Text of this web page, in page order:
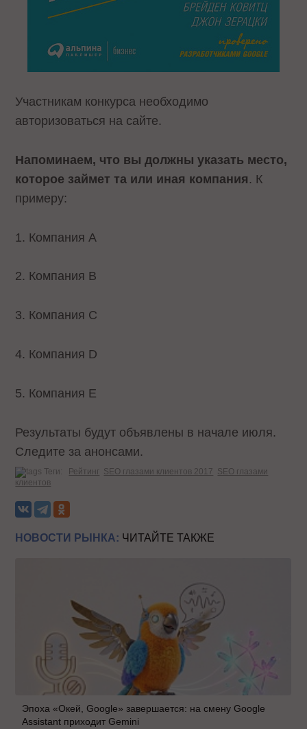
Участникам конкурса необходимо
авторизоваться на сайте.
Напоминаем, что вы должны указать место,
которое займет та или иная компания . К
примеру:
1. Компания A
2. Компания B
3. Компания C
4. Компания D
5. Компания E
Результаты будут объявлены в начале июля.
Следите за анонсами.
Теги: Рейтинг SEO глазами клиентов 2017 SEO глазами
клиентов
НОВОСТИ РЫНКА: ЧИТАЙТЕ ТАКЖЕ
Эпоха «Окей, Google» завершается: на смену Google
Assistant приходит Gemini